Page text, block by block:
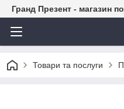
Гранд Презент - магазин
Товари та послуги